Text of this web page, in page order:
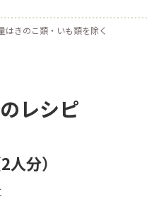
はきのこ類・いも類を除く
レシピ
人分）